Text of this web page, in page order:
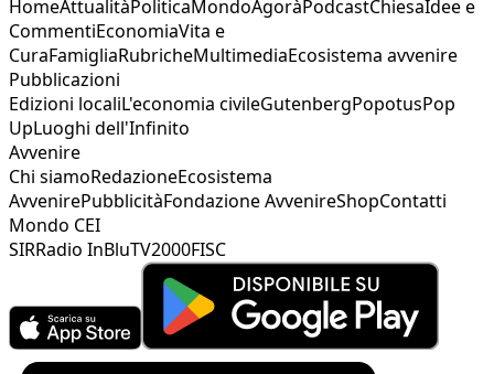
HomeAttualitàPoliticaMondoAgoràPodcastChiesaIdee e
CommentiEconomiaVita e
CuraFamigliaRubricheMultimediaEcosistema avvenire
Pubblicazioni
Edizioni localiL'economia civileGutenbergPopotusPop
UpLuoghi dell'Infinito
Avvenire
Chi siamoRedazioneEcosistema
AvvenirePubblicitàFondazione AvvenireShopContatti
Mondo CEI
SIRRadio InBluTV2000FISC